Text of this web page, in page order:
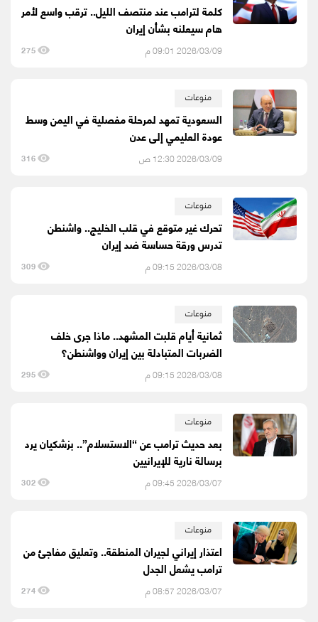
كلمة لترامب عند منتصف الليل.. ترقب واسع لأمر
هام سيعلنه بشأن إيران
2026/03/09 09:01 م 275
منوعات
السعودية تمهد لمرحلة مفصلية في اليمن وسط
عودة العليمي إلى عدن
2026/03/09 12:30 ص 316
منوعات
تحرك غير متوقع في قلب الخليج.. واشنطن
تدرس ورقة حساسة ضد إيران
2026/03/08 09:15 م 309
منوعات
ثمانية أيام قلبت المشهد.. ماذا جرى خلف
الضربات المتبادلة بين إيران وواشنطن؟
2026/03/08 09:15 م 295
منوعات
بعد حديث ترامب عن “الاستسلام”.. بزشكيان يرد
برسالة نارية للإيرانيين
2026/03/07 09:45 م 302
منوعات
اعتذار إيراني لجيران المنطقة.. وتعليق مفاجئ من
ترامب يشعل الجدل
2026/03/07 08:57 م 274